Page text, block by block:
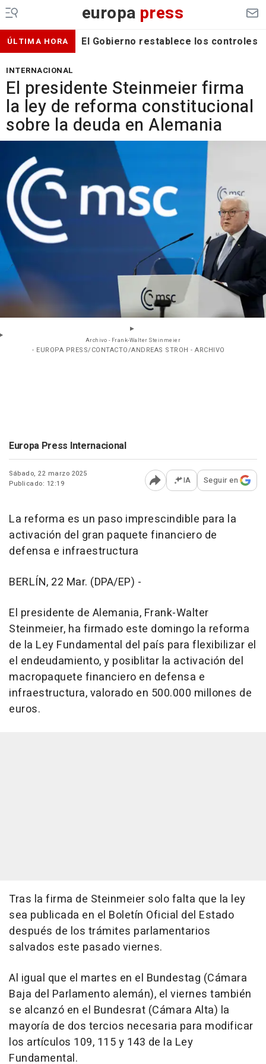
europa press
ÚLTIMA HORA El Gobierno restablece los
INTERNACIONAL
El presidente Steinmeier firma
la ley de reforma constitucional
sobre la deuda en Alemania
Archivo - Frank-Walter Steinmeier
- EUROPA PRESS/CONTACTO/ANDREAS STROH - ARCHIVO
Europa Press Internacional
Sábado, 22 marzo 2025
Publicado: 12:19
Abrir opciones para
IA Seguir en
La reforma es un paso imprescindible para la
activación del gran paquete financiero de
defensa e infraestructura
BERLÍN, 22 Mar. (DPA/EP) -
El presidente de Alemania, Frank-Walter
Steinmeier, ha firmado este domingo la reforma
de la Ley Fundamental del país para flexibilizar el
el endeudamiento, y posiblitar la activación del
macropaquete financiero en defensa e
infraestructura, valorado en 500.000 millones de
euros.
Tras la firma de Steinmeier solo falta que la ley
sea publicada en el Boletín Oficial del Estado
después de los trámites parlamentarios
salvados este pasado viernes.
Al igual que el martes en el Bundestag (Cámara
Baja del Parlamento alemán), el viernes también
se alcanzó en el Bundesrat (Cámara Alta) la
mayoría de dos tercios necesaria para modificar
los artículos 109, 115 y 143 de la Ley
Fundamental.